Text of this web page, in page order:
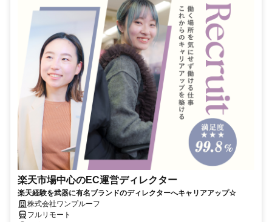
楽天市場中心のEC運営ディレクター
楽天経験を武器に有名ブランドのディレクターへキャリアアップ☆
株式会社ワンプルーフ
フルリモート